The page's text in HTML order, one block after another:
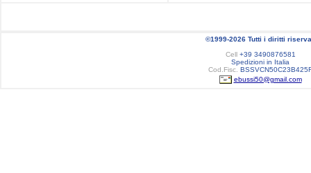
©1999-2026 Tutti i diritti
Cell+39 3490876581
Spedizioni in Italia
Cod.Fisc.
ebussi50@gmail.com